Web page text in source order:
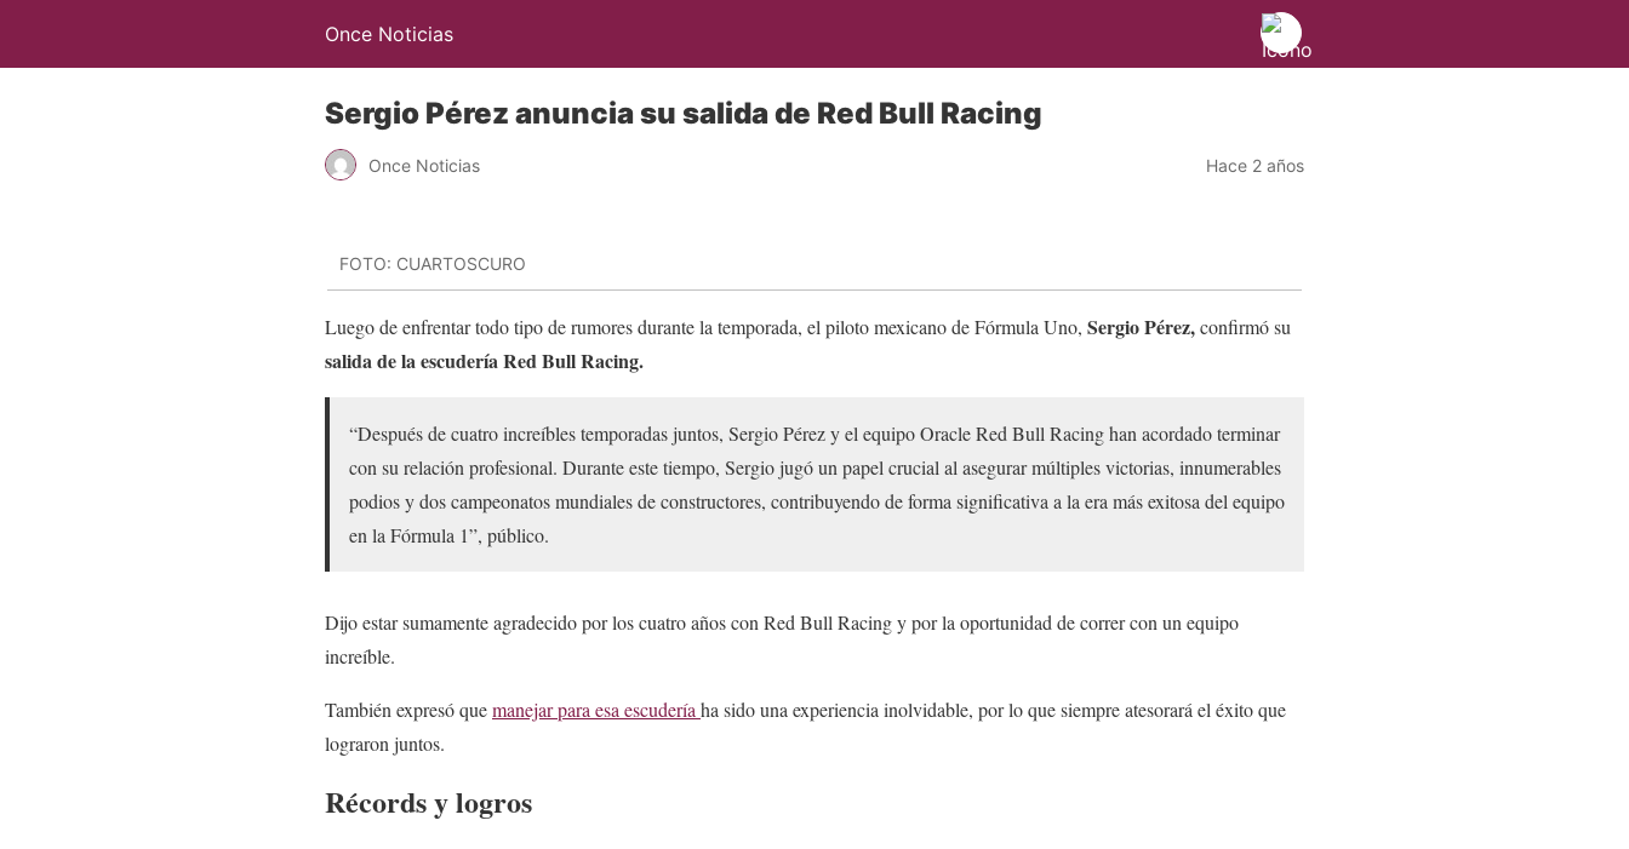
Once Noticias
Sergio Pérez anuncia su salida de Red Bull Racing
Once Noticias Hace 2 años
FOTO: CUARTOSCURO
Luego de enfrentar todo tipo de rumores durante la temporada, el piloto mexicano de Fórmula Uno, Sergio Pérez,confirmó su
salida de la escudería Red Bull Racing.
“Después de cuatro increíbles temporadas juntos, Sergio Pérez y el equipo Oracle Red Bull Racing han acordado terminar
con su relación profesional. Durante este tiempo, Sergio jugó un papel crucial al asegurar múltiples victorias, innumerables
podios y dos campeonatos mundiales de constructores, contribuyendo de forma significativa a la era más exitosa del equipo
en la Fórmula 1”, público.
Dijo estar sumamente agradecido por los cuatro años con Red Bull Racing y por la oportunidad de correr con un equipo
increíble.
También expresó quemanejar para esa escudería ha sido una experiencia inolvidable, por lo que siempre atesorará el éxito que
lograron juntos.
Récords y logros